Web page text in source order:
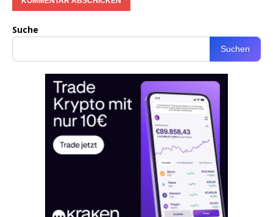
Suche
Suchen